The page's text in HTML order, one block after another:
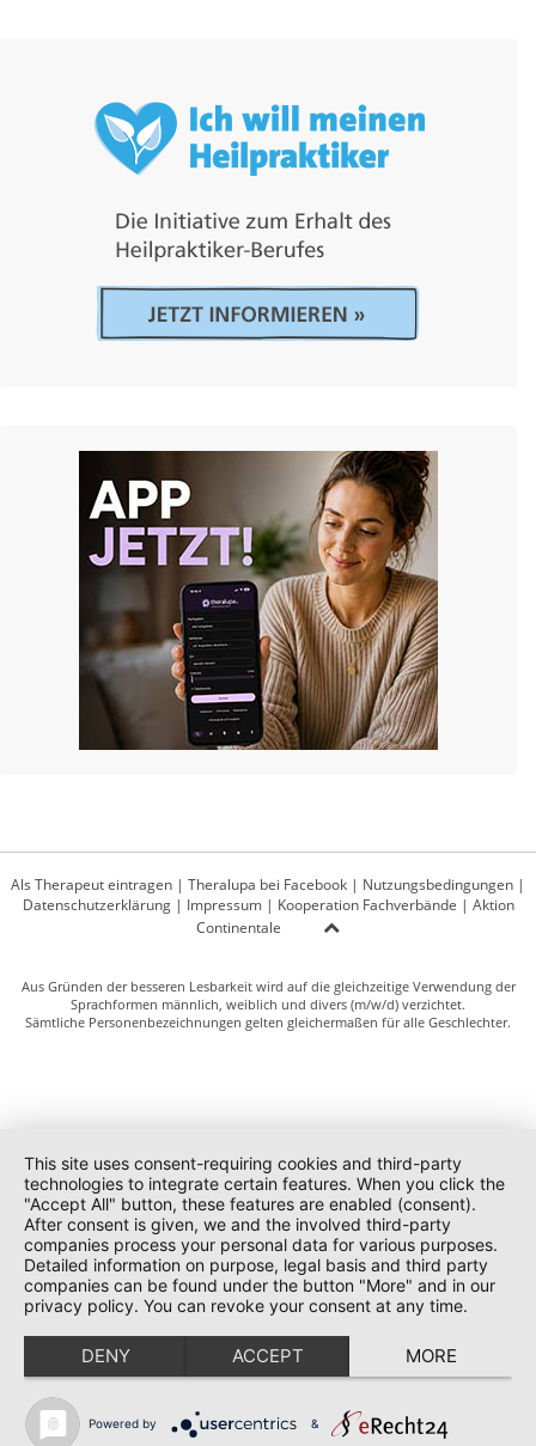
Als Therapeut eintragen | Theralupa bei Facebook | Nutzungsbedingungen |
Datenschutzerklärung| Impressum| Kooperation Fachverbände | Aktion
Continentale
Aus Gründen der besseren Lesbarkeit wird auf die gleichzeitige Verwendung der
Sprachformen männlich, weiblich und divers (m/w/d) verzichtet.
Sämtliche Personenbezeichnungen gelten gleichermaßen für alle Geschlechter.
This site uses consent-requiring cookies and third-party
technologies to integrate certain features. When you click the
"Accept All" button, these features are enabled (consent).
After consent is given, we and the involved third-party
companies process your personal data for various purposes.
Detailed information on purpose, legal basis and third party
companies can be found under the button "More" and in our
privacy policy. You can revoke your consent at any time.
DENY ACCEPT MORE
Powered by &